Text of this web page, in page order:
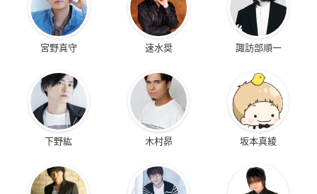
宮野真守 速水奨 諏訪部順一
下野紘 木村昴 坂本真綾